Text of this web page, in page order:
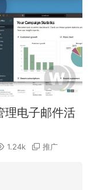
电子邮件活
1.24k 推广